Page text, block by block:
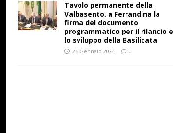
Tavolo permanente della
Valbasento, a Ferrandina la
firma del documento
programmatico per il rilancio e
lo sviluppo della Basilicata
26 Gennaio 2024 0